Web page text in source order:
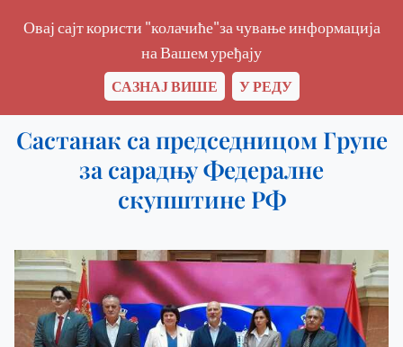
Састанак са председницом Групе
за сарадњу Федералне
скупштине РФ
Овај сајт користи "колачиће"за чување информација
на Вашем уређају
САЗНАЈ ВИШЕ У РЕДУ